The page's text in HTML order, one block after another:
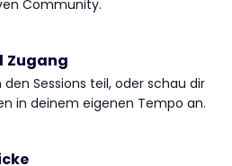
Community.
Zugang
Sessions teil, oder schau dir
in deinem eigenen Tempo an.